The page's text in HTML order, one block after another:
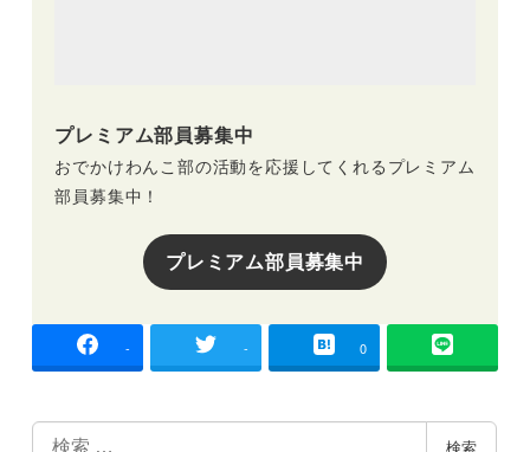
プレミアム部員募集中
おでかけわんこ部の活動を応援してくれるプレミアム
部員募集中！
プレミアム部員募集中
- - 0
検索